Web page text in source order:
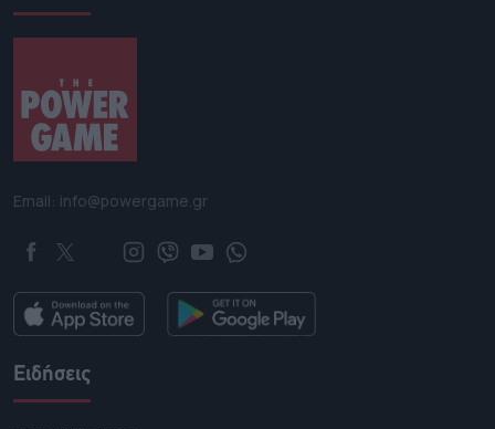
Email: info@powergame.gr
Ειδήσεις